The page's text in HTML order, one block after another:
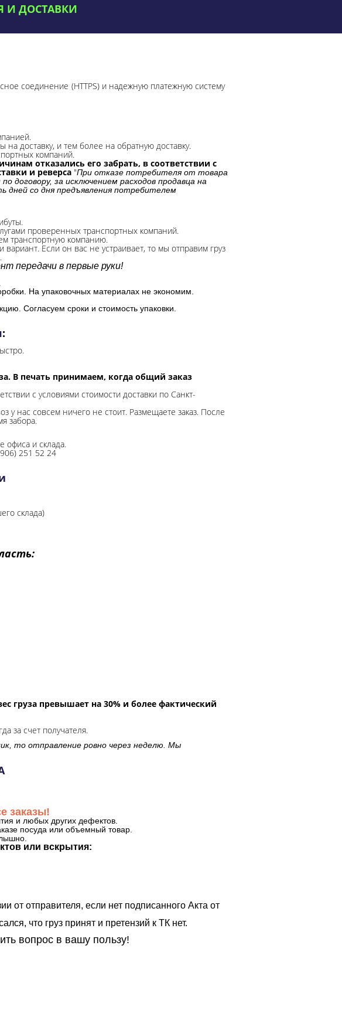
И ДОСТАВКИ
соединение (HTTPS) и надежную платежную систему
доставку, и тем более на обратную доставку.
компаний.
отказались его забрать, в соответствии с
и реверса "При отказе потребителя от товара
договору, за исключением расходов продавца на
дней со дня предъявления потребителем
проверенных транспортных компаний.
транспортную компанию.
Если он вас не устраивает, то мы отправим груз
передачи в первые руки!
На упаковочных материалах не экономим.
Согласуем сроки и стоимость упаковки.
:
В печать принимаем, когда общий заказ
с условиями стоимости доставки по Санкт-
у нас совсем ничего не стоит. Размещаете заказ. После
забора.
офиса и склада.
251 52 24
склада)
груза превышает на 30% и более фактический
за счет получателя.
то отправление ровно через неделю. Мы
заказы!
и любых других дефектов.
посуда или объемный товар.
или вскрытия:
от отправителя, если нет подписанного Акта от
что груз принят и претензий к ТК нет.
вопрос в вашу пользу!